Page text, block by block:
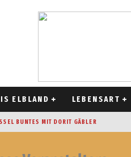
ELBLAND LEBENSART
BUNTES MIT DORIT GÄBLER